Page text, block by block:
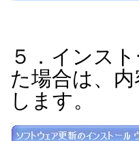
５．インス
た場合は、
します。